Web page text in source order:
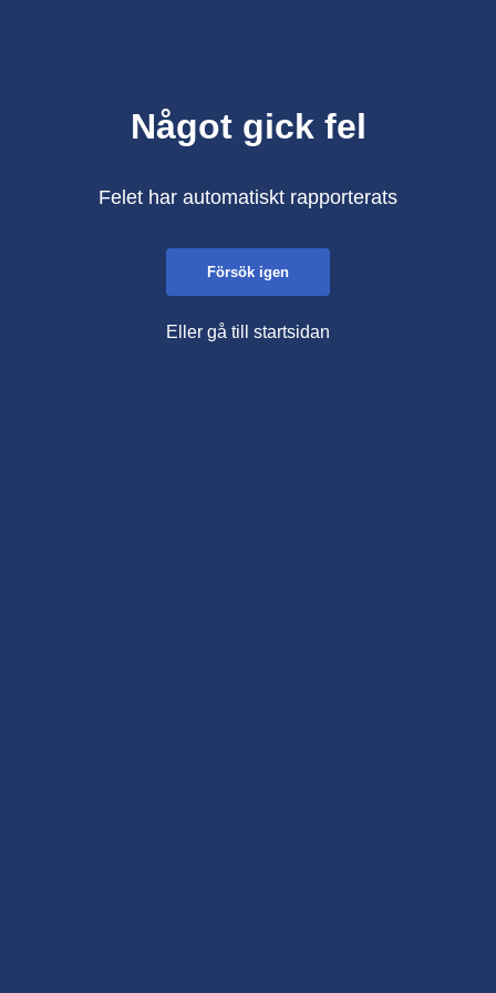
Något gick fel
Felet har automatiskt rapporterats
Försök igen
Eller gå till startsidan